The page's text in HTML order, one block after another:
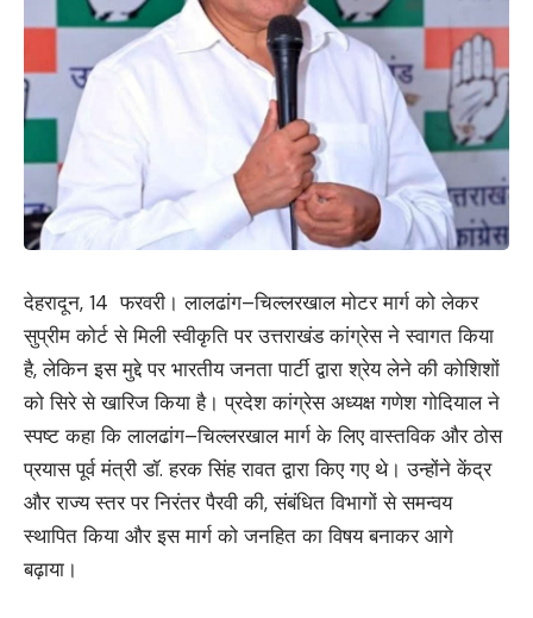
देहरादून, 14 फरवरी। लालढांग–चिल्लरखाल मोटर मार्ग को लेकर
सुप्रीम कोर्ट से मिली स्वीकृति पर उत्तराखंड कांग्रेस ने स्वागत किया
है, लेकिन इस मुद्दे पर भारतीय जनता पार्टी द्वारा श्रेय लेने की कोशिशों
को सिरे से खारिज किया है। प्रदेश कांग्रेस अध्यक्ष गणेश गोदियाल ने
स्पष्ट कहा कि लालढांग–चिल्लरखाल मार्ग के लिए वास्तविक और ठोस
प्रयास पूर्व मंत्री डॉ. हरक सिंह रावत द्वारा किए गए थे। उन्होंने केंद्र
और राज्य स्तर पर निरंतर पैरवी की, संबंधित विभागों से समन्वय
स्थापित किया और इस मार्ग को जनहित का विषय बनाकर आगे
बढ़ाया।